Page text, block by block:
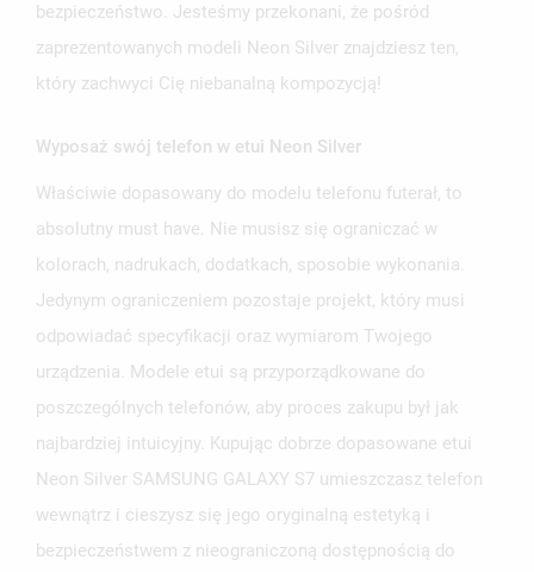
bezpieczeństwo. Jesteśmy przekonani, że pośród
zaprezentowanych modeli Neon Silver znajdziesz ten,
który zachwyci Cię niebanalną kompozycją!
Wyposaż swój telefon w etui Neon Silver
Właściwie dopasowany do modelu telefonu futerał, to
absolutny must have. Nie musisz się ograniczać w
kolorach, nadrukach, dodatkach, sposobie wykonania.
Jedynym ograniczeniem pozostaje projekt, który musi
odpowiadać specyfikacji oraz wymiarom Twojego
urządzenia. Modele etui są przyporządkowane do
poszczególnych telefonów, aby proces zakupu był jak
najbardziej intuicyjny. Kupując dobrze dopasowane etui
Neon Silver SAMSUNG GALAXY S7 umieszczasz telefon
wewnątrz i cieszysz się jego oryginalną estetyką i
bezpieczeństwem z nieograniczoną dostępnością do
MOJE LISTY ŻYCZEŃ
add_circle_outlineUTWÓRZ NOWĄ LISTĘ
UTWÓRZ LISTĘ ŻYCZEŃ
NAZWA LISTY ŻYCZEŃ
UTWÓRZ LISTĘ ŻYCZEŃ
ZALOGUJ SIĘ
MUSISZ BYĆ ZALOGOWANY BY ZAPISAĆ PRODUKTY NA
ANULUJ ZALOGUJ SIĘ